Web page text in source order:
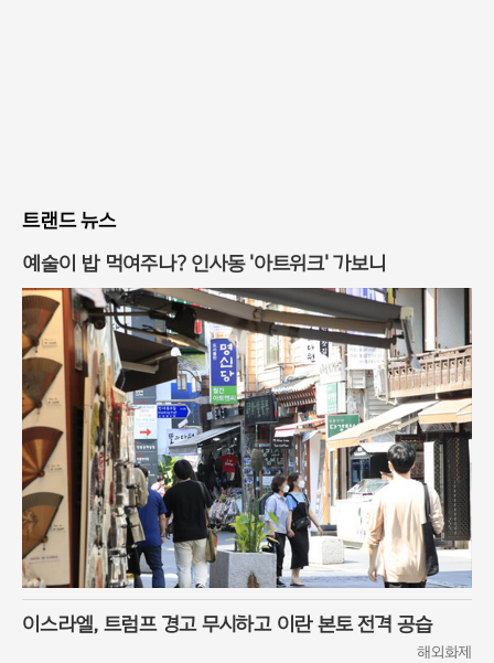
트랜드 뉴스
예술이 밥 먹여주나? 인사동 '아트위크' 가보니
이스라엘, 트럼프 경고 무시하고 이란 본토 전격 공습
해외화제